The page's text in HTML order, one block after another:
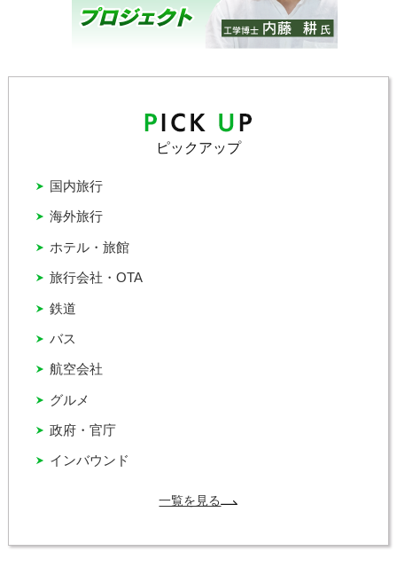
ピックアップ
インバウンド
グルメ
バス
ホテル・旅館
国内旅行
政府・官庁
旅行会社・OTA
海外旅行
航空会社
鉄道
一覧を見る